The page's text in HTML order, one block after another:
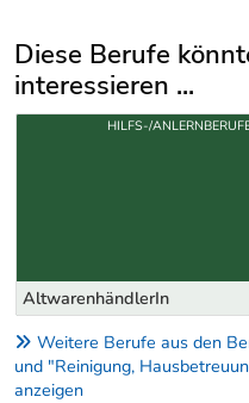
Diese Berufe
interessieren ...
Uber weitere
AltwarenhändlerIn
HILFS-/
Weitere Berufe aus den
und "Reinigung,
anzeigen